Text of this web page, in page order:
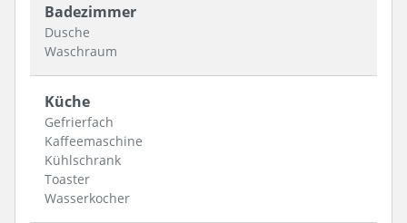
Badezimmer
Dusche
Waschraum
Küche
Gefrierfach
Kaffeemaschine
Kühlschrank
Toaster
Wasserkocher